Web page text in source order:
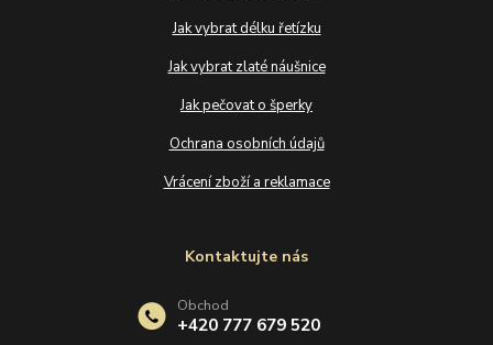
Jak vybrat délku řetízku
Jak vybrat zlaté náušnice
Jak pečovat o šperky
Ochrana osobních údajů
Vrácení zboží a reklamace
Kontaktujte nás
Obchod
+420 777 679 520